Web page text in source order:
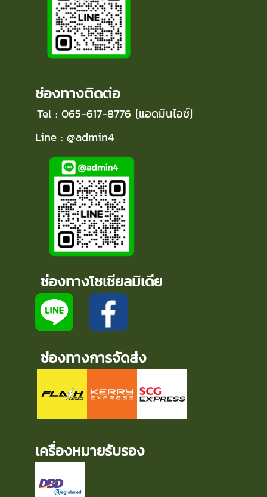
ช่องทางติดต่อ
Tel : 065-617-8776 (แอดมินไอซ์)
Line : @admin4
ช่องทางโซเชียลมิเดีย
ช่องทางการจัดส่ง
เครื่องหมายรับรอง